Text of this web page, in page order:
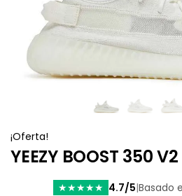
¡Oferta!
YEEZY BOOST 350 V2
★★★★★ 4.7/5|Basado